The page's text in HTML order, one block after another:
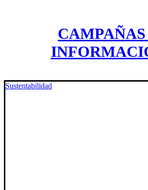
CAMPAÑAS
Sustentabilidad